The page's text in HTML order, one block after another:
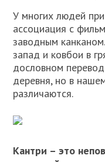
У многих людей
ассоциация с
заводным
запад и ковбои в
дословном
деревня, но в
различаются.
Кантри – это